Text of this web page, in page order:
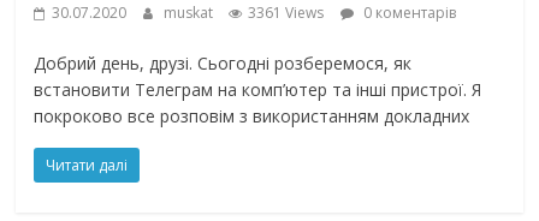
30.07.2020 muskat 3361 Views 0 коментарів
Добрий день, друзі. Сьогодні розберемося, як
встановити Телеграм на комп’ютер та інші пристрої. Я
покроково все розповім з використанням докладних
Читати далі